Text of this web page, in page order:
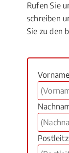
Rufen Sie
schreiben
Sie zu den